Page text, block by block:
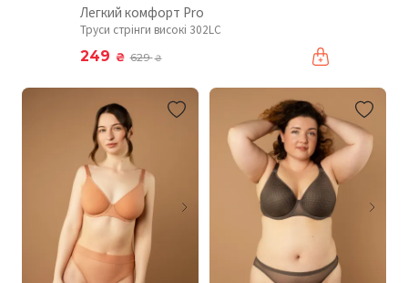
Легкий комфорт Pro
Труси стрінги високі 302LC
249 ₴ 629₴